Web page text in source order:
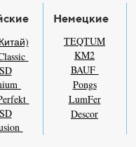
Немецкие
TEQTUM
KM2
BAUF
Pongs
LumFer
Descor